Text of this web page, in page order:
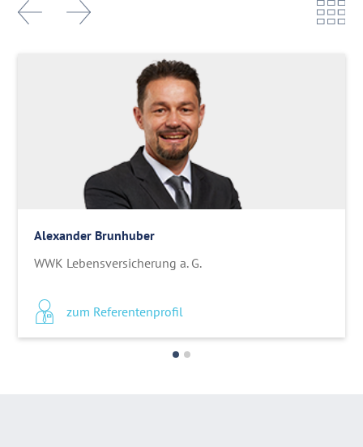
Alexander Brunhuber
WWK Lebensversicherung a. G.
zum Referentenprofil